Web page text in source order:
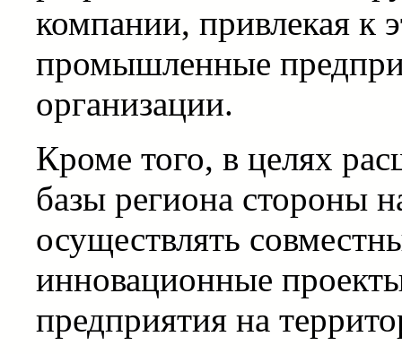
компании, привлекая к
промышленные
организации.
Кроме того, в целях
базы региона стороны
осуществлять
инновационные
предприятия на